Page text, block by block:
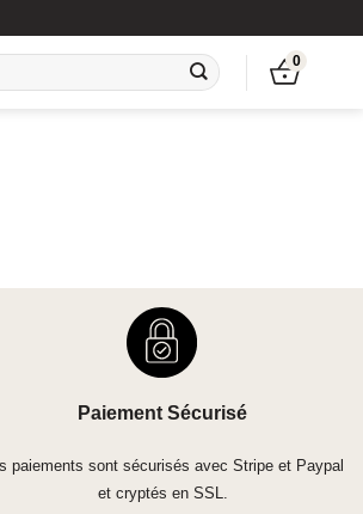
0
Paiement Sécurisé
paiements sont sécurisés avec Stripe et Paypal
et cryptés en SSL.